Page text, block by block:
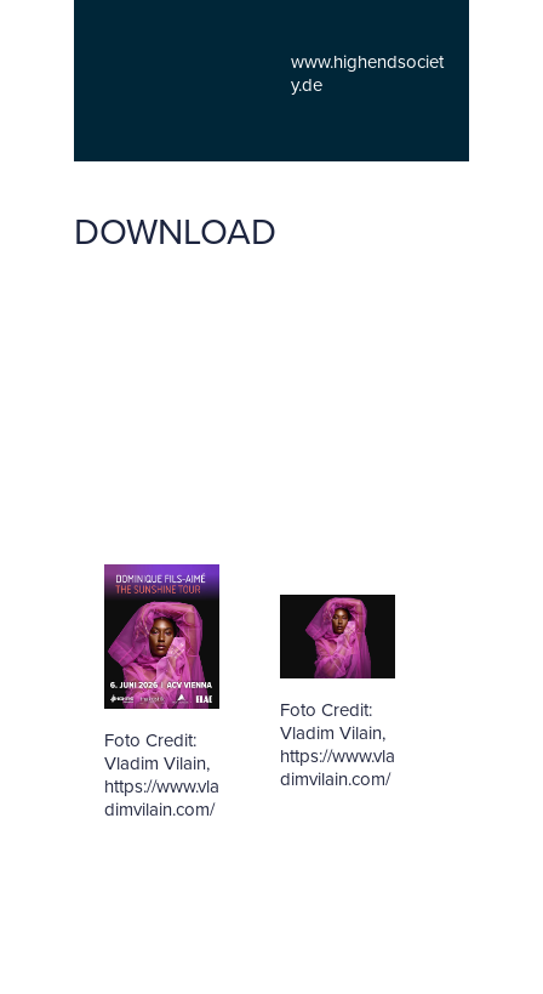
www.highendsociet
y.de
DOWNLOAD
Foto Credit:
Vladim Vilain,
https://www.vla
dimvilain.com/
Foto Credit:
Vladim Vilain,
https://www.vla
dimvilain.com/